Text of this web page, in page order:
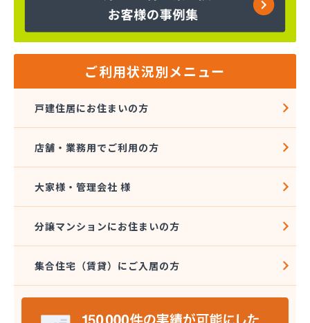
株式会社エクシング
株式会社エネサンス関東 八王子営業所
株式会社オージーサービス
株式会社ガスパル青梅販売所
株式会社グリーンエネルギー関東
株式会社サイサン 新小岩営業所
株式会社さかなや本店 プロパンガス燃料部
株式会社サンマイティ
株式会社シャイニングサービス 江戸川営業所
株式会社スギモト
株式会社スズキ
株式会社セイカ 京王営業所
株式会社タジマ
ご利用状況別メニュー
戸建住居にお住まいの方
店舗・業務用でご利用の方
大家様・管理会社 様
分譲マンションにお住まいの方
集合住宅（賃貸）にご入居の方